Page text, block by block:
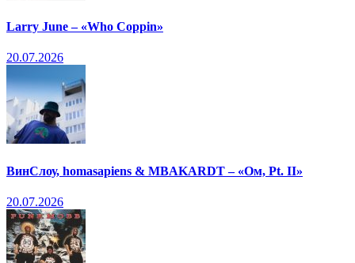
Larry June – «Who Coppin»
20.07.2026
ВинСлоу, homasapiens & MBAKARDT – «Ом, Pt. II»
20.07.2026